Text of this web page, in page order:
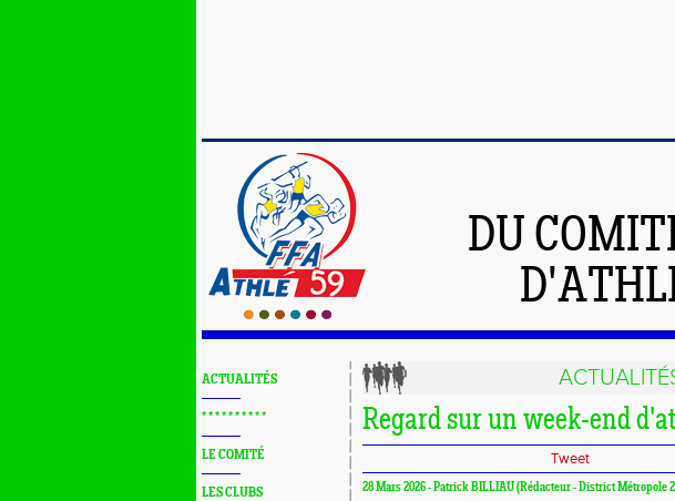
DU
ACTUALITÉS
* * * * * * * * * *
LE COMITÉ
LES CLUBS
Regard sur un week-end
Tweet
28 Mars 2026 - Patrick BILLIAU (Rédacteur - District Métropole